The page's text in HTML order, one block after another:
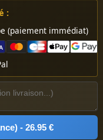
:
(paiement immédiat)
- 26.95 €